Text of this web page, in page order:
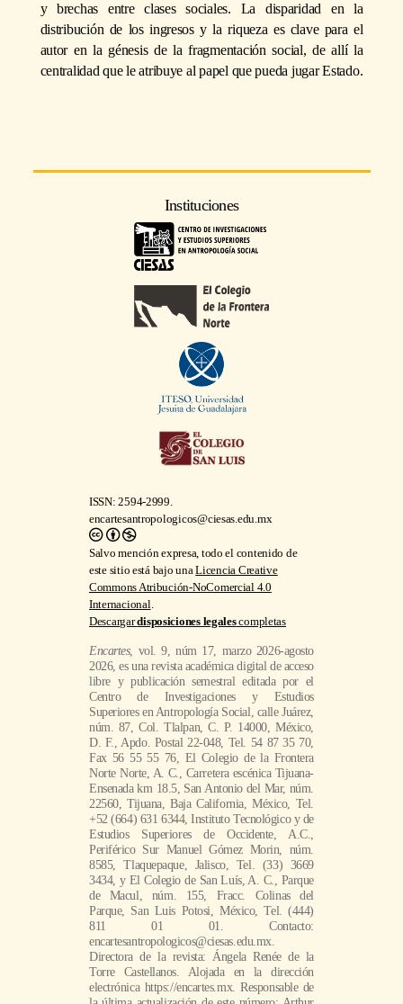
y brechas entre clases sociales. La disparidad en la
distribución de los ingresos y la riqueza es clave para el
autor en la génesis de la fragmentación social, de allí la
centralidad que le atribuye al papel que pueda jugar Estado.
Instituciones
ISSN: 2594-2999.
encartesantropologicos@ciesas.edu.mx
Salvo mención expresa, todo el contenido de
este sitio está bajo unaLicencia Creative
Commons Atribución-NoComercial 4.0
Internacional.
Descargardisposiciones legalescompletas
Encartes, vol. 9, núm 17, marzo 2026-agosto
2026, es una revista académica digital de acceso
libre y publicación semestral editada por el
Centro de Investigaciones y Estudios
Superiores en Antropología Social, calle Juárez,
núm. 87, Col. Tlalpan, C. P. 14000, México,
D. F., Apdo. Postal 22-048, Tel. 54 87 35 70,
Fax 56 55 55 76, El Colegio de la Frontera
Norte Norte, A. C., Carretera escénica Tijuana-
Ensenada km 18.5, San Antonio del Mar, núm.
22560, Tijuana, Baja California, México, Tel.
+52 (664) 631 6344, Instituto Tecnológico y de
Estudios Superiores de Occidente, A.C.,
Periférico Sur Manuel Gómez Morin, núm.
8585, Tlaquepaque, Jalisco, Tel. (33) 3669
3434, y El Colegio de San Luís, A. C., Parque
de Macul, núm. 155, Fracc. Colinas del
Parque, San Luis Potosi, México, Tel. (444)
811 01 01. Contacto:
encartesantropologicos@ciesas.edu.mx.
Directora de la revista: Ángela Renée de la
Torre Castellanos. Alojada en la dirección
electrónica https://encartes.mx. Responsable de